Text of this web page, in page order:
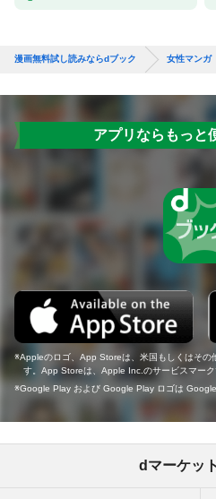
漫画無料試し読みならdブック 女性マンガ
アプリならもっと
Appleのロゴ、App Storeは、米国もしくはそ
す。App Storeは、Apple Inc.のサービスマーク
Google Play および Google Play ロゴは Google
dマーケッ